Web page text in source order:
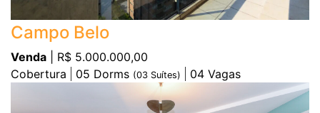
Campo Belo
Venda | R$ 5.000.000,00
Cobertura
05 Dorms (03 Suítes) 04 Vagas